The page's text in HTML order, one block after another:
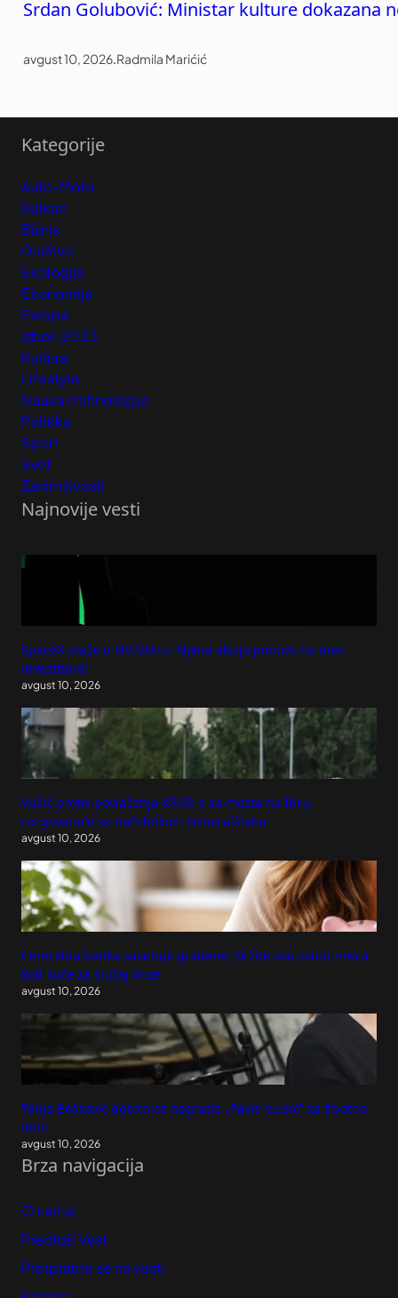
Srdan Golubović: Ministar kulture dokazana
avgust 10, 2026.Radmila Marićić
Kategorije
Auto-Moto
Balkan
Biznis
Društvo
Ekologija
Ekonomija
Evropa
Izbori 2023
Kultura
Lifestyle
Nauka i tehnologija
Politika
Sport
Svet
Zanimljivosti
Najnovije vesti
SpaceX ulaže u NVIDIA-u: Njena akcija ponovo na meti
investitora!
avgust 10, 2026
Vučić protiv povlačenja KFOR-a sa mosta na Ibru,
razgovaraće sa načelnikom Generalštaba
avgust 10, 2026
Centralna banka savetuje građane: Držite ovu svotu novca
kod kuće za slučaj krize
avgust 10, 2026
Tanja Bošković dobitnica nagrade „Pavle Vuisić“ za životno
delo
avgust 10, 2026
Brza navigacija
O nama
Predloži Vest
Pretplatite se na vesti